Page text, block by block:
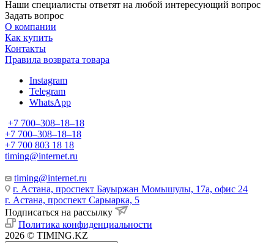
Наши специалисты ответят на любой интересующий вопрос
Задать вопрос
О компании
Как купить
Контакты
Правила возврата товара
Instagram
Telegram
WhatsApp
+7 700‒308‒18‒18
+7 700‒308‒18‒18
+7 700 803 18 18
timing@internet.ru
timing@internet.ru
г. Астана, проспект Бауыржан Момышулы, 17а, офис 24
г. Астана, проспект Сарыарка, 5
Подписаться на рассылку
Политика конфиденциальности
2026 © TIMING.KZ